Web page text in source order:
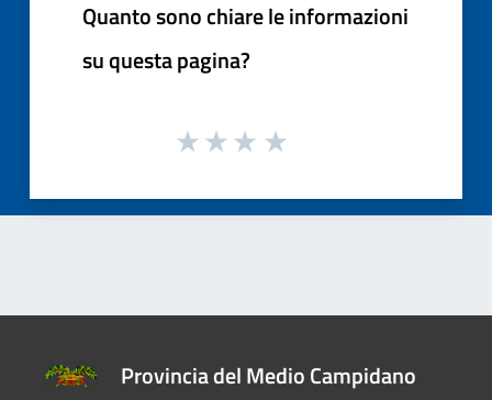
Quanto sono chiare le informazioni
su questa pagina?
Provincia del Medio Campidano